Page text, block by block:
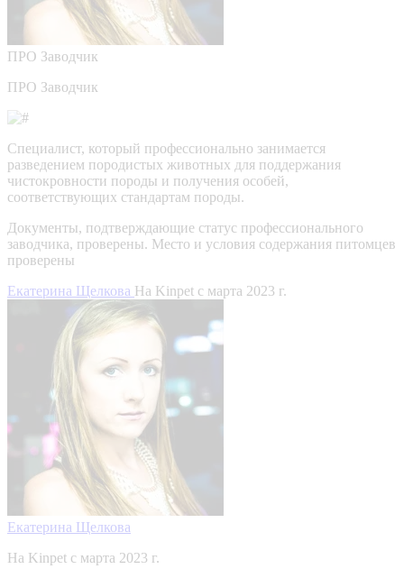
ПРО Заводчик
ПРО Заводчик
Специалист, который профессионально занимается
разведением породистых животных для поддержания
чистокровности породы и получения особей,
соответствующих стандартам породы.
Документы, подтверждающие статус профессионального
заводчика, проверены. Место и условия содержания питомцев
проверены
Екатерина Щелкова На Kinpet c марта 2023 г.
Екатерина Щелкова
На Kinpet c марта 2023 г.